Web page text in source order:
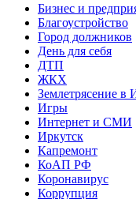
Бизнес и
Благоустройство
Город должников
День для себя
ДТП
ЖКХ
Землетрясение в
Игры
Интернет и СМИ
Иркутск
Капремонт
КоАП РФ
Коронавирус
Коррупция